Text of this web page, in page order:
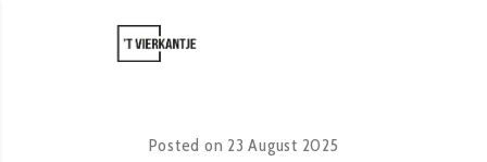
Posted on 23 August 2025